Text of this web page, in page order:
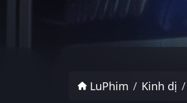
LuPhim Kinh dị